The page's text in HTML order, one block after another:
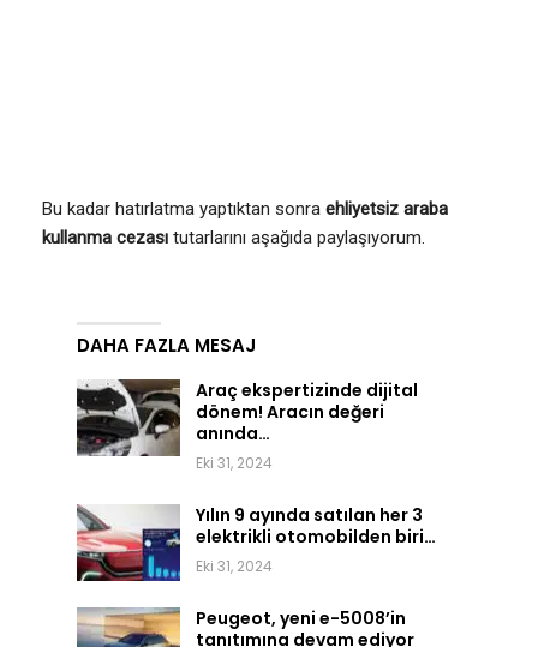
Bu kadar hatırlatma yaptıktan sonra ehliyetsiz araba
kullanma cezası tutarlarını aşağıda paylaşıyorum.
DAHA FAZLA MESAJ
Araç ekspertizinde dijital
dönem! Aracın değeri
anında…
Eki 31, 2024
Yılın 9 ayında satılan her 3
elektrikli otomobilden biri…
Eki 31, 2024
Peugeot, yeni e-5008’in
tanıtımına devam ediyor